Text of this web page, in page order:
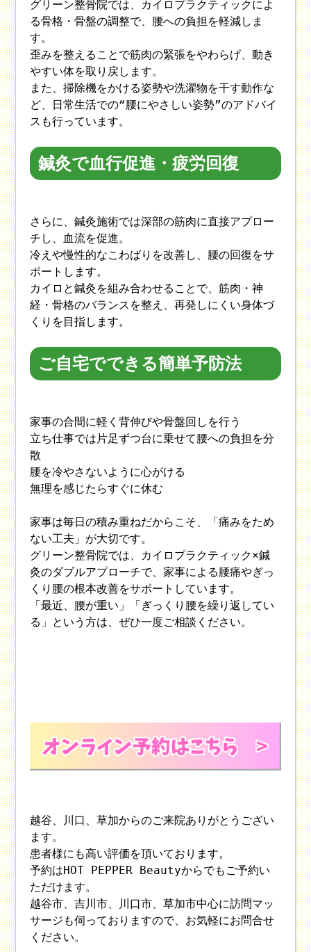
グリーン整骨院では、カイロプラクティックによ
る骨格・骨盤の調整で、腰への負担を軽減しま
す。
歪みを整えることで筋肉の緊張をやわらげ、動き
やすい体を取り戻します。
また、掃除機をかける姿勢や洗濯物を干す動作な
ど、日常生活での“腰にやさしい姿勢”のアドバイ
スも行っています。
鍼灸で血行促進・疲労回復
さらに、鍼灸施術では深部の筋肉に直接アプロー
チし、血流を促進。
冷えや慢性的なこわばりを改善し、腰の回復をサ
ポートします。
カイロと鍼灸を組み合わせることで、筋肉・神
経・骨格のバランスを整え、再発しにくい身体づ
くりを目指します。
ご自宅でできる簡単予防法
家事の合間に軽く背伸びや骨盤回しを行う
立ち仕事では片足ずつ台に乗せて腰への負担を分
散
腰を冷やさないように心がける
無理を感じたらすぐに休む
家事は毎日の積み重ねだからこそ、「痛みをため
ない工夫」が大切です。
グリーン整骨院では、カイロプラクティック×鍼
灸のダブルアプローチで、家事による腰痛やぎっ
くり腰の根本改善をサポートしています。
「最近、腰が重い」「ぎっくり腰を繰り返してい
る」という方は、ぜひ一度ご相談ください。
越谷、川口、草加からのご来院ありがとうござい
ます。
患者様にも高い評価を頂いております。
予約はHOT PEPPER Beautyからでもご予約い
ただけます。
越谷市、吉川市、川口市、草加市中心に訪問マッ
サージも伺っておりますので、お気軽にお問合せ
ください。